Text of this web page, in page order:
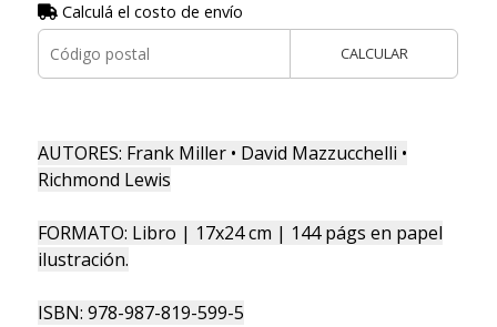
Calculá el costo de envío
CALCULAR
AUTORES: Frank Miller • David Mazzucchelli •
Richmond Lewis
FORMATO: Libro | 17x24 cm | 144 págs en papel
ilustración.
ISBN: 978-987-819-599-5